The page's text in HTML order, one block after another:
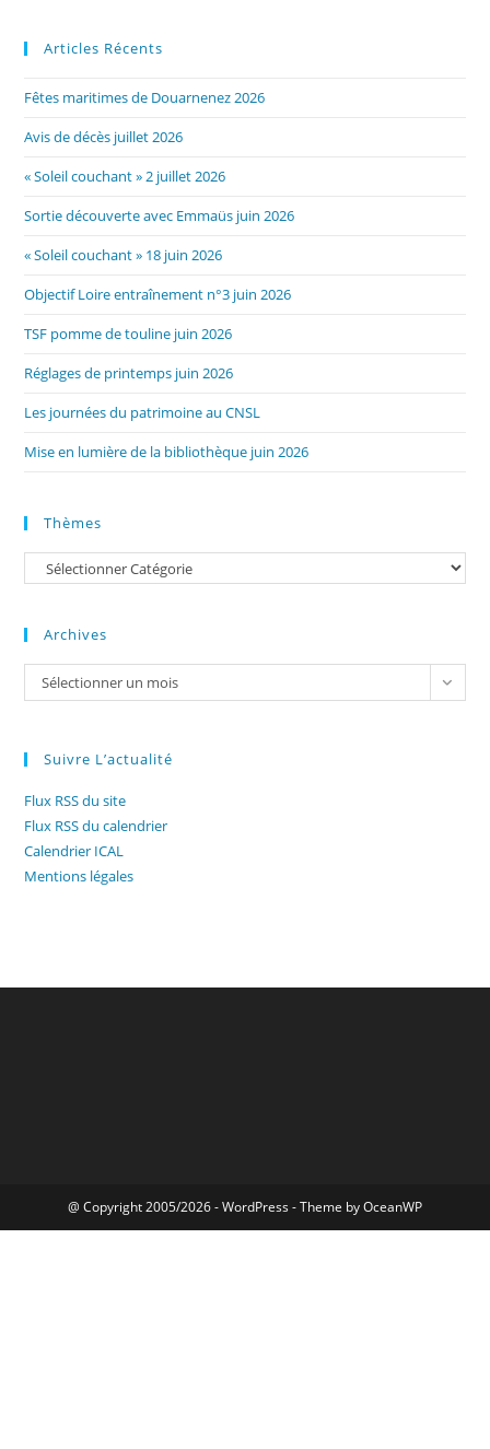
Articles Récents
Fêtes maritimes de Douarnenez 2026
Avis de décès juillet 2026
« Soleil couchant » 2 juillet 2026
Sortie découverte avec Emmaüs juin 2026
« Soleil couchant » 18 juin 2026
Objectif Loire entraînement n°3 juin 2026
TSF pomme de touline juin 2026
Réglages de printemps juin 2026
Les journées du patrimoine au CNSL
Mise en lumière de la bibliothèque juin 2026
Thèmes
Catégories
Archives
Archives
Sélectionner un mois
Suivre L’actualité
Flux RSS du site
Flux RSS du calendrier
Calendrier ICAL
Mentions légales
@ Copyright 2005/2026 - WordPress - Theme by OceanWP